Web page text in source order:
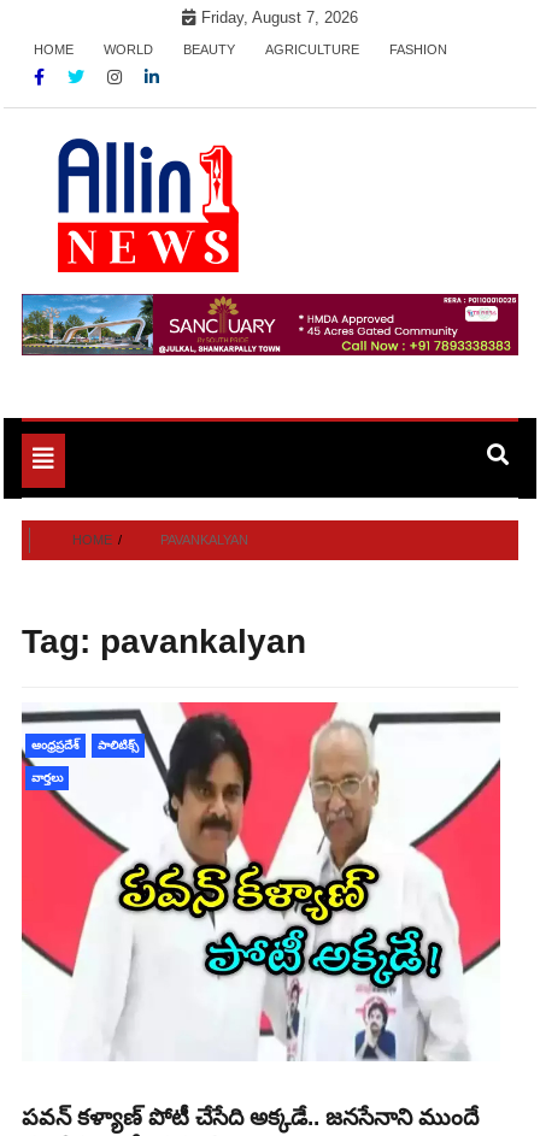
content
Friday, August 7, 2026
HOME WORLD BEAUTY AGRICULTURE FASHION
Allin1news
Toggle
navigation
HOME PAVANKALYAN
Tag: pavankalyan
ఆంధ్రప్రదేశ్ పాలిటిక్స్
వార్తలు
పవన్ కళ్యాణ్ పోటీ చేసేది అక్కడే.. జనసేనాని ముందే